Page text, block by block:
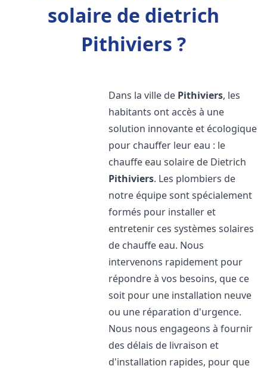
solaire de dietrich
Pithiviers ?
Dans la ville de Pithiviers, les
habitants ont accès à une
solution innovante et écologique
pour chauffer leur eau : le
chauffe eau solaire de Dietrich
Pithiviers. Les plombiers de
notre équipe sont spécialement
formés pour installer et
entretenir ces systèmes solaires
de chauffe eau. Nous
intervenons rapidement pour
répondre à vos besoins, que ce
soit pour une installation neuve
ou une réparation d'urgence.
Nous nous engageons à fournir
des délais de livraison et
d'installation rapides, pour que